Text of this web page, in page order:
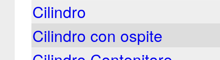
Cilindro
Cilindro con ospite